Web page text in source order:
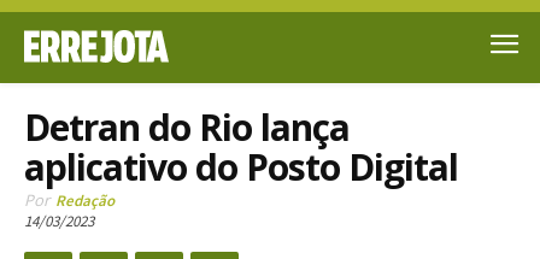
Detran do Rio lança
aplicativo do Posto Digital
Por Redação
14/03/2023